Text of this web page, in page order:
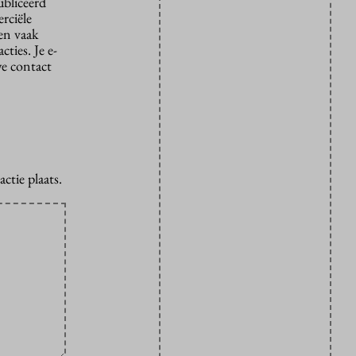
vaak
Je e-
contact
plaats.